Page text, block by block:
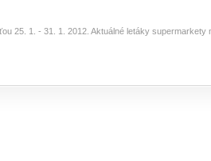
25. 1. - 31. 1. 2012. Aktuálné letáky supermarkety